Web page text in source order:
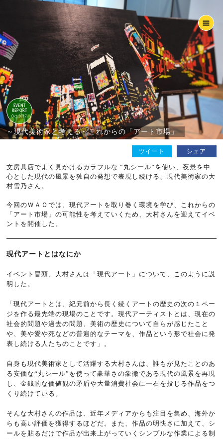
EVENT
REPORT
Oct 2017
～現代美術家と考える～これからの「アート市場」
ツイート シェア
文房具店でよく見かけるカラフルな “丸シール”を使い、夜景を中
心とした現代の風景を独自の発想で表現し続ける、現代美術家の大
村雪乃さん。
今回のＷＡＯでは、現代アートを取り巻く環境を学び、これからの
「アート市場」の可能性を考えていくため、大村さんを迎えてイベ
ントを開催した。
現代アートとはなにか
イベント冒頭、大村さんは「現代アート」について、このように説
明した。
「現代アートとは、紀元前から長く続くアートの歴史の次の１ペー
ジを作る最先端の現場のことです。現代アーティストとは、現在の
社会的問題や過去の問題、美術の歴史について自らが感じたこと
や、美や愛や死などの普遍的なテーマを、作品という形で社会に発
表し続ける人たちのことです」。
自身も現代美術家として活躍する大村さんは、誰もが見たことのあ
る安価な“丸シール”を使って豪華さの象徴である現代の風景を再現
し、金銭的な価値観の矛盾や大量消費社会に一石を投じる作品をつ
くり続けている。
そんな大村さんの作品は、近年メディアからも注目を集め、海外か
らも高い評価を獲得するほどだ。また、作品の明快さに加えて、シ
ールを貼るだけで作品が出来上がっていくシンプルな作業による制